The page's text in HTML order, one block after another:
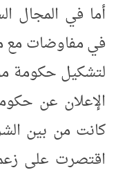
أما في المجال
في مفاوضات مع
لتشكيل حكومة
الإعلان عن
كانت من بين
اقتصرت على